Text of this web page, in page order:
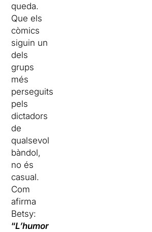
queda.
Que els
còmics
siguin un
dels
grups
més
perseguits
pels
dictadors
de
qualsevol
bàndol,
no és
casual.
Com
afirma
Betsy:
“L’humor